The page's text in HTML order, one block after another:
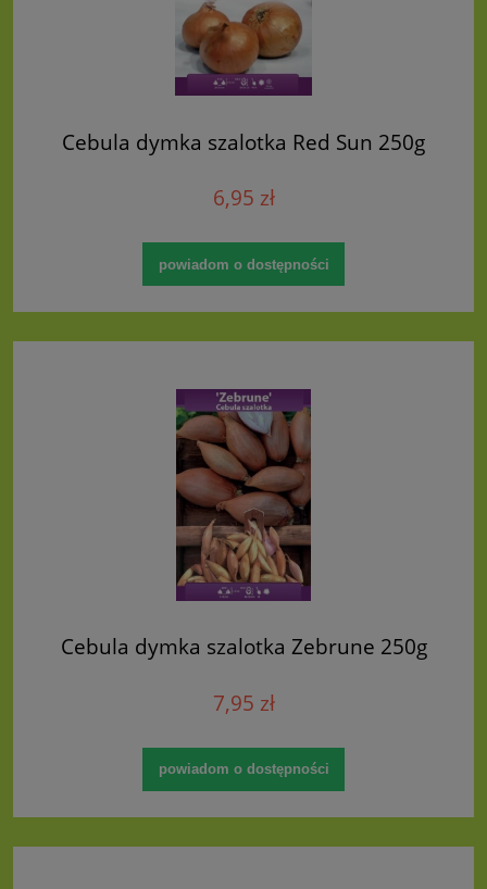
Cebula dymka szalotka Red Sun 250g
6,95 zł
powiadom o dostępności
Cebula dymka szalotka Zebrune 250g
7,95 zł
powiadom o dostępności